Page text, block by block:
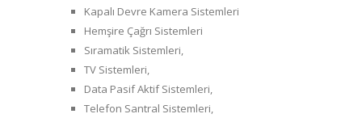
Kapalı Devre Kamera Sistemleri
Hemşire Çağrı Sistemleri
Sıramatik Sistemleri,
TV Sistemleri,
Data Pasif Aktif Sistemleri,
Telefon Santral Sistemleri,